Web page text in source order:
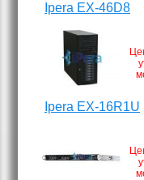
Ipera EX-46D8
Ipera EX-16R1U